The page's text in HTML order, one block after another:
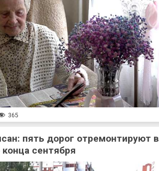
365
пять дорог отремонтируют в
сентября